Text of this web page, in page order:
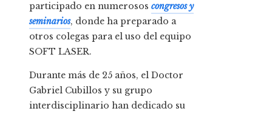
participado en numerosos congresos y
seminarios, donde ha preparado a
otros colegas para el uso del equipo
SOFT LASER.
Durante más de 25 años, el Doctor
Gabriel Cubillos y su grupo
interdisciplinario han dedicado su